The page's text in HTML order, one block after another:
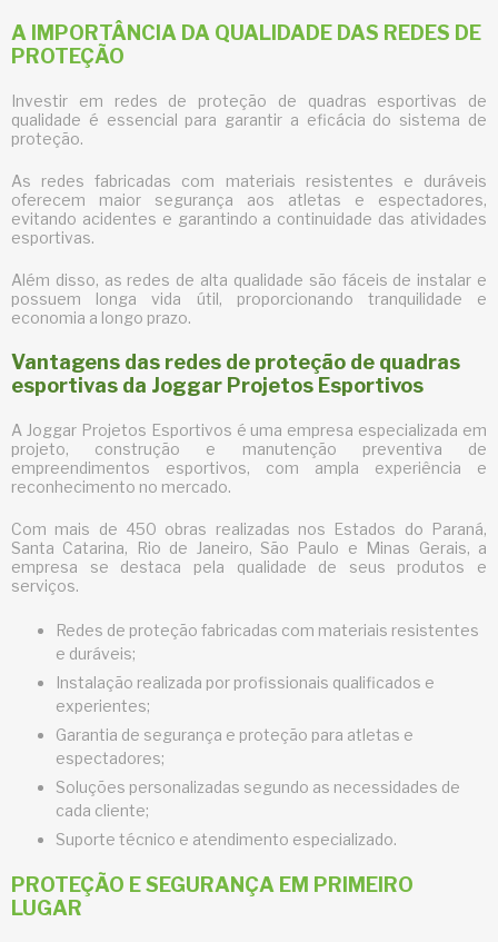
A IMPORTÂNCIA DA QUALIDADE DAS REDES DE
PROTEÇÃO
Investir em redes de proteção de quadras esportivas de
qualidade é essencial para garantir a eficácia do sistema de
proteção.
As redes fabricadas com materiais resistentes e duráveis
oferecem maior segurança aos atletas e espectadores,
evitando acidentes e garantindo a continuidade das atividades
esportivas.
Além disso, as redes de alta qualidade são fáceis de instalar e
possuem longa vida útil, proporcionando tranquilidade e
economia a longo prazo.
Vantagens das redes de proteção de quadras
esportivas da Joggar Projetos Esportivos
A Joggar Projetos Esportivos é uma empresa especializada em
projeto, construção e manutenção preventiva de
empreendimentos esportivos, com ampla experiência e
reconhecimento no mercado.
Com mais de 450 obras realizadas nos Estados do Paraná,
Santa Catarina, Rio de Janeiro, São Paulo e Minas Gerais, a
empresa se destaca pela qualidade de seus produtos e
serviços.
Redes de proteção fabricadas com materiais resistentes
e duráveis;
Instalação realizada por profissionais qualificados e
experientes;
Garantia de segurança e proteção para atletas e
espectadores;
Soluções personalizadas segundo as necessidades de
cada cliente;
Suporte técnico e atendimento especializado.
PROTEÇÃO E SEGURANÇA EM PRIMEIRO
LUGAR